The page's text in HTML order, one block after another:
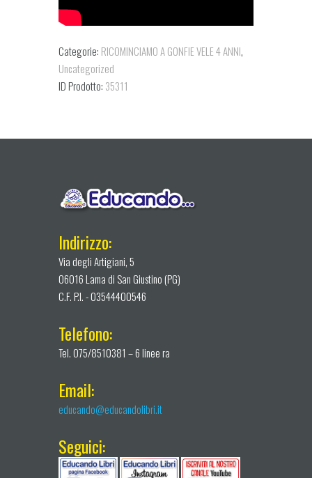
Categorie: RICOMINCIAMO A GONFIE VELE 4 ANNI,
Uncategorized
ID Prodotto: 35311
Indirizzo:
Via degli Artigiani, 5
06016 Lama di San Giustino (PG)
C.F. P.I. - 03544400546
Telefono:
Tel. 075/8510381 – 6 linee ra
Email:
educando@educandolibri.it
Seguici: